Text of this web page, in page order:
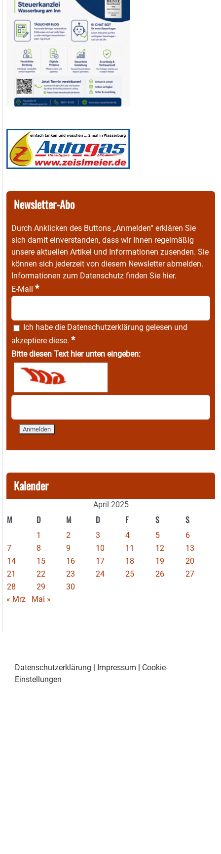
Newsletter-Abo
Durch Anklicken des Buttons „Anmelden“ erklären Sie
sich damit einverstanden, dass wir Ihnen regelmäßig
unsere aktuellen Artikel und Informationen zusenden. Sie
können sich jederzeit von diesem Newsletter abmelden.
Informationen zum Datenschutz finden Sie hier.
E-Mail *
Ich habe die Datenschutzerklärung gelesen und
akzeptiere diese. *
Bitte diesen Text hier unten eingeben:
Kalender
April 2025
M D M D F S S
1 2 3 4 5
6
7
8 9 10 11 12
13
14
15 16 17 18 19
20
21
22 23 24 25 26
27
28
29
30
« Mrz
Mai »
Datenschutzerklärung Impressum
Cookie-
Einstellungen